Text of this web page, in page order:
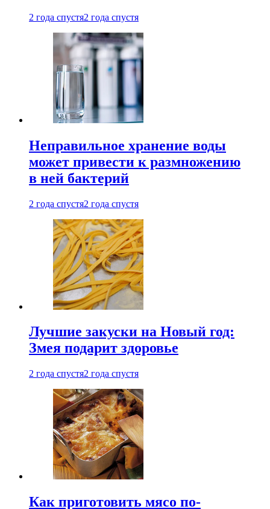
2 года спустя2 года спустя
Неправильное хранение воды
может привести к размножению
в ней бактерий
2 года спустя2 года спустя
Лучшие закуски на Новый год:
Змея подарит здоровье
2 года спустя2 года спустя
Как приготовить мясо по-